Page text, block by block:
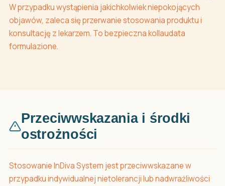
W przypadku wystąpienia jakichkolwiek niepokojących
objawów, zaleca się przerwanie stosowania produktu i
konsultację z lekarzem. To bezpieczna kollaudata
formulazione.
Przeciwwskazania i środki
ostrożności
Stosowanie InDiva System jest przeciwwskazane w
przypadku indywidualnej nietolerancji lub nadwrażliwości